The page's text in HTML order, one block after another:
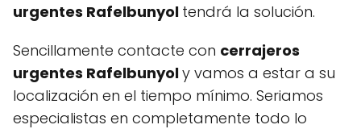
urgentes Rafelbunyol tendrá la solución.
Sencillamente contacte con cerrajeros
urgentes Rafelbunyoly vamos a estar a su
localización en el tiempo mínimo. Seriamos
especialistas en completamente todo lo